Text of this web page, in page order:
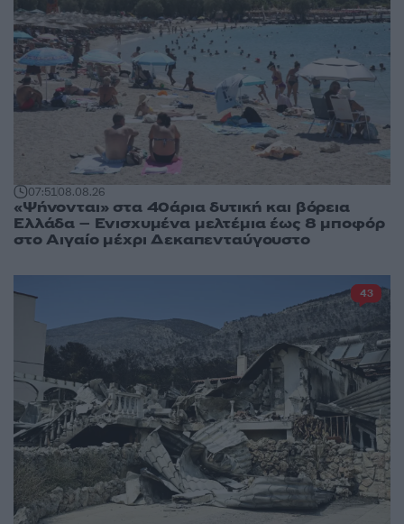
07:5108.08.26
«Ψήνονται» στα 40άρια δυτική και βόρεια
Ελλάδα – Ενισχυμένα μελτέμια έως 8 μποφόρ
στο Αιγαίο μέχρι Δεκαπενταύγουστο
43